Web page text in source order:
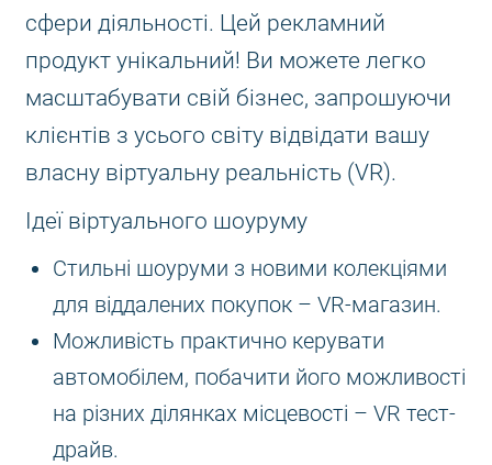
сфери діяльності. Цей рекламний
продукт унікальний! Ви можете легко
масштабувати свій бізнес, запрошуючи
клієнтів з усього світу відвідати вашу
власну віртуальну реальність (VR).
Ідеї віртуального шоуруму
Стильні шоуруми з новими колекціями
для віддалених покупок – VR-магазин.
Можливість практично керувати
автомобілем, побачити його можливості
на різних ділянках місцевості – VR тест-
драйв.